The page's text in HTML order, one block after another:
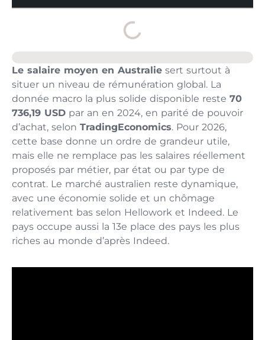
Le salaire moyen en Australie sert surtout à
situer un niveau de rémunération global. La
donnée macro la plus solide disponible reste 70
736,19 USD par an en 2024, en parité de pouvoir
d’achat, selon TradingEconomics. Pour 2026,
cette base donne un ordre de grandeur utile,
mais elle ne remplace pas les salaires réellement
proposés par métier, par état ou par type de
contrat. Le marché australien reste dynamique,
avec une économie solide et un chômage
relativement bas selon Hellowork et Indeed. Le
pays occupe aussi la 13e place des pays les plus
riches au monde d’après Indeed.